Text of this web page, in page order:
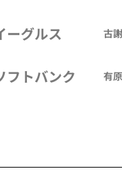
ーグルス 古謝
フトバンク 有原